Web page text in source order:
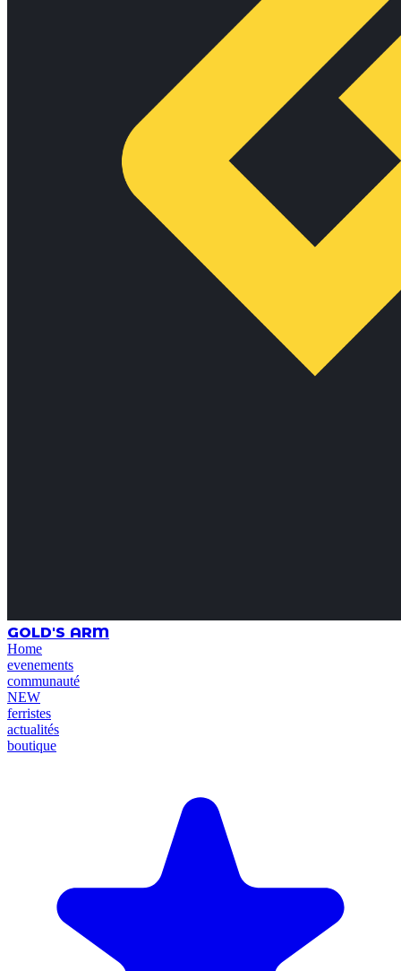
GOLD'S ARM
Home
evenements
communauté
NEW
ferristes
actualités
boutique